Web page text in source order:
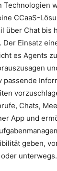
Technologien
CCaaS-
über Chat bis
Einsatz
es Agents
passende
Chats,
App und
geben,
unterwegs.